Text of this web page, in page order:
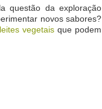
questão da exploração
novos sabores?
leites vegetaisque podem